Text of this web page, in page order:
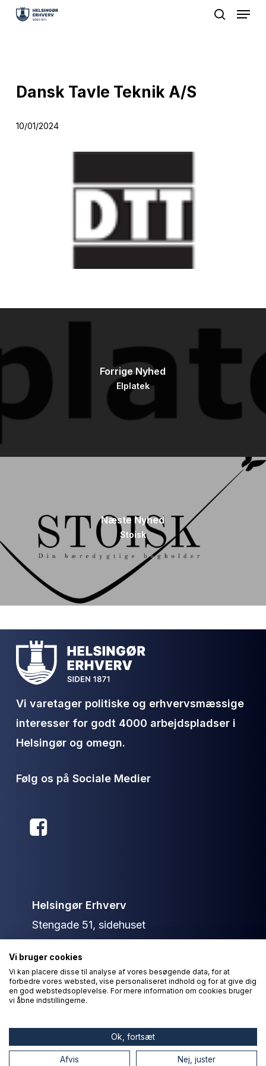
Skip
Menu
Dansk Tavle Teknik A/S
10/01/2024
Forrige Nyhed
Elplatek
Næste Nyhed
Stoisk
Vi varetager politiske og erhvervsmæssige
interesser for godt 4000 arbejdspladser i
Helsingør og omegn.
Følg os på Sociale Medier
Helsingør Erhverv
Stengade 51, sidehuset
+45 40 13 79 36
info@helsingorerhverv.dk
© Helsingør Erhverv 2026
Vi bruger cookies
Vi kan placere disse til analyse af vores besøgende data, for at
forbedre vores websted, vise personaliseret indhold og for at give dig
en god webstedsoplevelse. For mere information om cookies bruger
vi åbne indstillingerne.
Ok, fortsæt
Afvis Nej, juster